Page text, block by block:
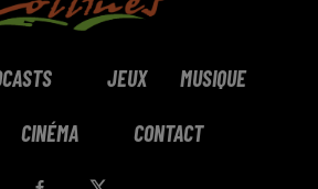
JEUX MUSIQUE
CINÉMA CONTACT